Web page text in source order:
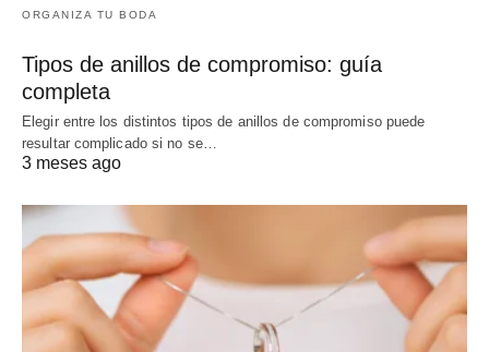
ORGANIZA TU BODA
Tipos de anillos de compromiso: guía
completa
Elegir entre los distintos tipos de anillos de compromiso puede
resultar complicado si no se…
3 meses ago